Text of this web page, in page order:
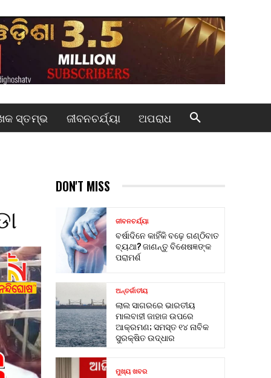
ସ୍ତମ୍ଭ ଜୀବନଚର୍ଯ୍ୟା ଅପରାଧ
DON'T MISS
ଜୀବନଚର୍ଯ୍ୟା
ବର୍ଷାଦିନେ କାହିଁକି ବଢ଼େ ଗଣ୍ଠିବାତ
ବ୍ୟଥା? ଜାଣନ୍ତୁ ବିଶେଷଜ୍ଞଙ୍କ
ପରାମର୍ଶ
ଅନ୍ତର୍ଜାତୀୟ
ଲାଲ ସାଗରରେ ଭାରତୀୟ
ମାଲବାହୀ ଜାହାଜ ଉପରେ
ଆକ୍ରମଣ; ସମସ୍ତ ୧୪ ନାବିକ
ସୁରକ୍ଷିତ ଉଦ୍ଧାର
ମୁଖ୍ୟ ଖବର